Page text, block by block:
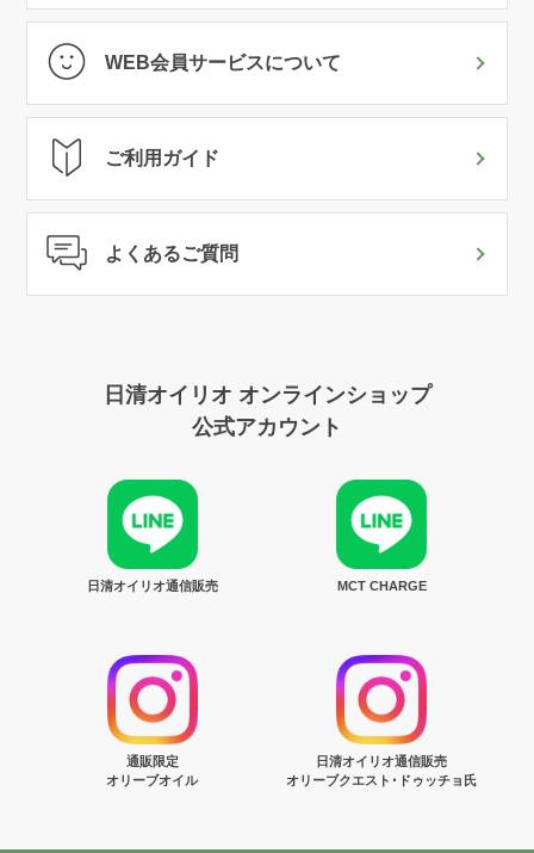
WEB会員サービスについて
ご利用ガイド
よくあるご質問
日清オイリオ オンラインショップ
公式アカウント
日清オイリオ通信販売 MCT CHARGE
通販限定
オリーブオイル
日清オイリオ通信販売
オリーブクエスト･ドゥッチョ氏